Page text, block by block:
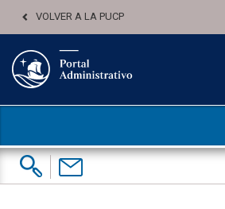
VOLVER A LA PUCP
Buscar:
Contáctenos